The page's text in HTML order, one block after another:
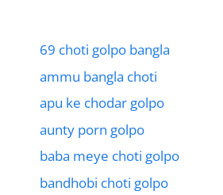
69 choti golpo bangla
ammu bangla choti
apu ke chodar golpo
aunty porn golpo
baba meye choti golpo
bandhobi choti golpo